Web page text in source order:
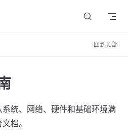
回到顶部
系统、网络、硬件和基础环境满
档。